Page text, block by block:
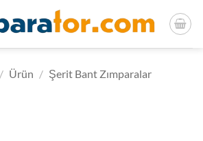
/ Ürün / Şerit Bant Zımparalar